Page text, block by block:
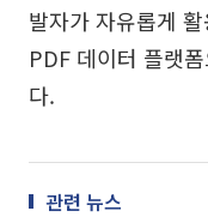
발자가 자유롭게
PDF 데이터 플랫
다.
관련 뉴스